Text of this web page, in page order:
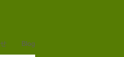
Blog